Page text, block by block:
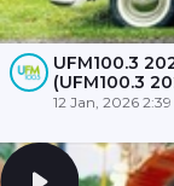
UFM100.3
(UFM100.3
12 Jan, 2026